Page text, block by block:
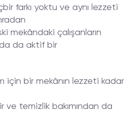
farkı yoktu ve aynı lezzeti
mekândaki çalışanların
da aktif bir
için bir mekânın lezzeti kadar
ve temizlik bakımından da